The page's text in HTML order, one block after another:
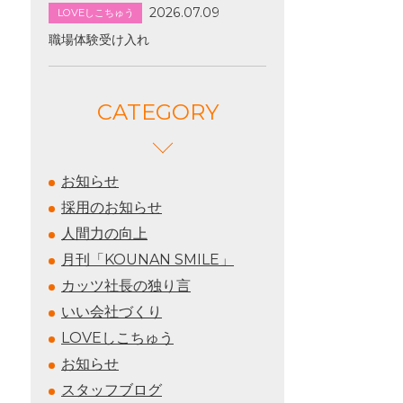
LOVEしこちゅう
2026.07.09
職場体験受け入れ
CATEGORY
お知らせ
採用のお知らせ
人間力の向上
月刊「KOUNAN SMILE」
カッツ社長の独り言
いい会社づくり
LOVEしこちゅう
お知らせ
スタッフブログ